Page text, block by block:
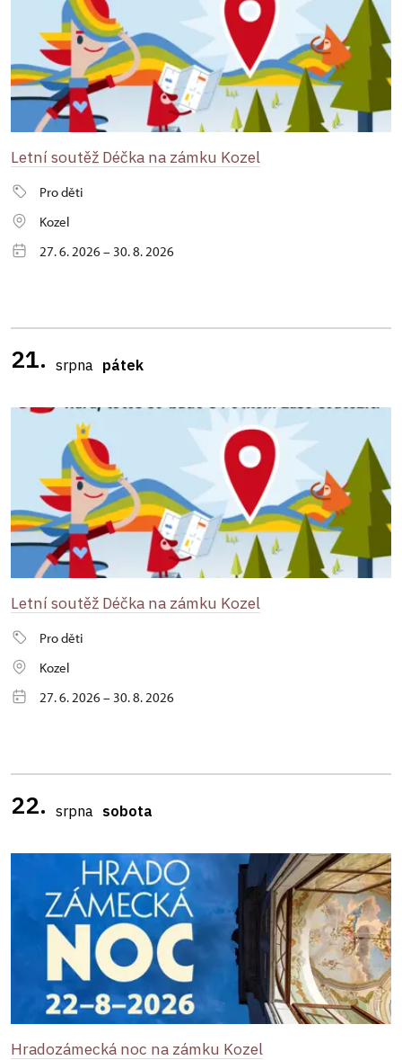
Letní soutěž Déčka na zámku Kozel
Pro děti
Kozel
27. 6. 2026 – 30. 8. 2026
21. srpna pátek
Letní soutěž Déčka na zámku Kozel
Pro děti
Kozel
27. 6. 2026 – 30. 8. 2026
22. srpna sobota
Hradozámecká noc na zámku Kozel